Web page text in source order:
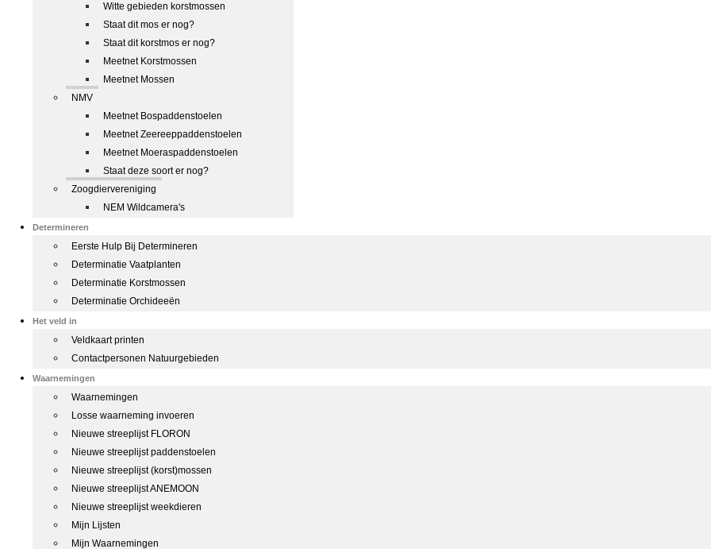
Witte gebieden korstmossen
Staat dit mos er nog?
Staat dit korstmos er nog?
Meetnet Korstmossen
Meetnet Mossen
NMV
Meetnet Bospaddenstoelen
Meetnet Zeereeppaddenstoelen
Meetnet Moeraspaddenstoelen
Staat deze soort er nog?
Zoogdiervereniging
NEM Wildcamera's
Determineren
Eerste Hulp Bij Determineren
Determinatie Vaatplanten
Determinatie Korstmossen
Determinatie Orchideeën
Het veld in
Veldkaart printen
Contactpersonen Natuurgebieden
Waarnemingen
Waarnemingen
Losse waarneming invoeren
Nieuwe streeplijst FLORON
Nieuwe streeplijst paddenstoelen
Nieuwe streeplijst (korst)mossen
Nieuwe streeplijst ANEMOON
Nieuwe streeplijst weekdieren
Mijn Lijsten
Mijn Waarnemingen